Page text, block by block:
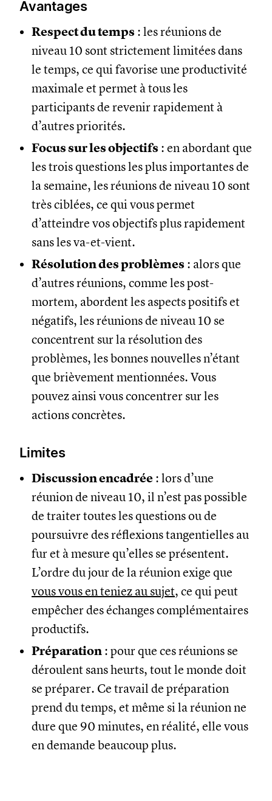
Avantages
Respect du temps : les réunions de
niveau 10 sont strictement limitées dans
le temps, ce qui favorise une productivité
maximale et permet à tous les
participants de revenir rapidement à
d’autres priorités.
Focus sur les objectifs : en abordant que
les trois questions les plus importantes de
la semaine, les réunions de niveau 10 sont
très ciblées, ce qui vous permet
d’atteindre vos objectifs plus rapidement
sans les va-et-vient.
Résolution des problèmes : alors que
d’autres réunions, comme les post-
mortem, abordent les aspects positifs et
négatifs, les réunions de niveau 10 se
concentrent sur la résolution des
problèmes, les bonnes nouvelles n’étant
que brièvement mentionnées. Vous
pouvez ainsi vous concentrer sur les
actions concrètes.
Limites
Discussion encadrée : lors d’une
réunion de niveau 10, il n’est pas possible
de traiter toutes les questions ou de
poursuivre des réflexions tangentielles au
fur et à mesure qu’elles se présentent.
L’ordre du jour de la réunion exige que
vous vous en teniez au sujet, ce qui peut
empêcher des échanges complémentaires
productifs.
Préparation : pour que ces réunions se
déroulent sans heurts, tout le monde doit
se préparer. Ce travail de préparation
prend du temps, et même si la réunion ne
dure que 90 minutes, en réalité, elle vous
en demande beaucoup plus.